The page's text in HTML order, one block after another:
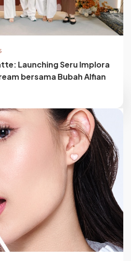
Launching Seru Implora
bersama Bubah Alfian